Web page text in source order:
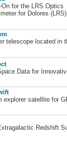
On for the LRS Optics
for Dolores
telescope located in
Data for
explorer satellite for
Redshift